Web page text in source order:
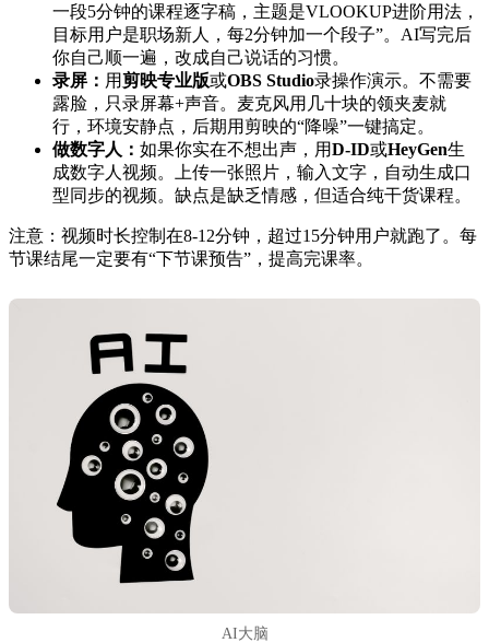
一段5分钟的课程逐字稿，主题是VLOOKUP进阶用法，
目标用户是职场新人，每2分钟加一个段子”。AI写完后
你自己顺一遍，改成自己说话的习惯。
录屏： 用剪映专业版或OBS Studio录操作演示。不需要
露脸，只录屏幕+声音。麦克风用几十块的领夹麦就
行，环境安静点，后期用剪映的“降噪”一键搞定。
做数字人： 如果你实在不想出声，用D-ID或HeyGen生
成数字人视频。上传一张照片，输入文字，自动生成口
型同步的视频。缺点是缺乏情感，但适合纯干货课程。
注意：视频时长控制在8-12分钟，超过15分钟用户就跑了。每
节课结尾一定要有“下节课预告”，提高完课率。
AI大脑